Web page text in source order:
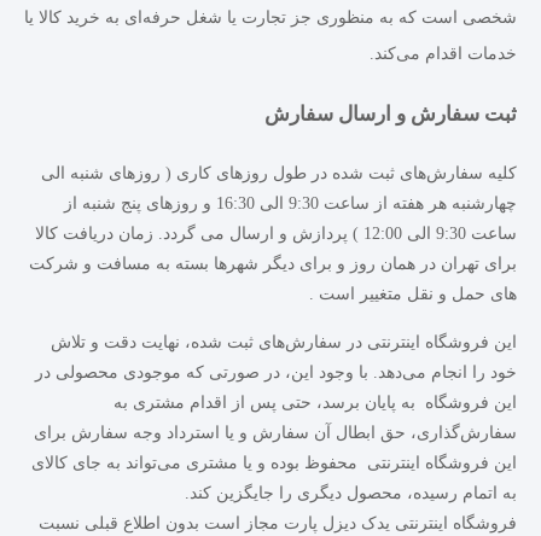
شخصی است که به منظوری جز تجارت یا شغل حرفه‌ای به خرید کالا یا
خدمات اقدام می‌کند.
ثبت سفارش و ارسال سفارش
کلیه سفارش‏‌های ثبت شده در طول روزهای کاری ( روزهای شنبه الی
چهارشنبه هر هفته از ساعت 9:30 الی 16:30 و روزهای پنج شنبه از
ساعت 9:30 الی 12:00 ) پردازش و ارسال می گردد. زمان دریافت کالا
برای تهران در همان روز و برای دیگر شهرها بسته به مسافت و شرکت
های حمل و نقل متغییر است .
این فروشگاه اینترنتی در سفارش‌‏های ثبت شده، نهایت دقت و تلاش
خود را انجام می‌دهد. با وجود این، در صورتی که موجودی محصولی در
این فروشگاه به پایان برسد، حتی پس از اقدام مشتری به
سفارش‌‏گذاری، حق ابطال آن سفارش و یا استرداد وجه سفارش برای
این فروشگاه اینترنتی محفوظ بوده و یا مشتری می‏‌تواند به جای کالای
به اتمام رسیده، محصول دیگری را جایگزین کند.
فروشگاه اینترنتی یدک دیزل پارت مجاز است بدون اطلاع قبلی نسبت